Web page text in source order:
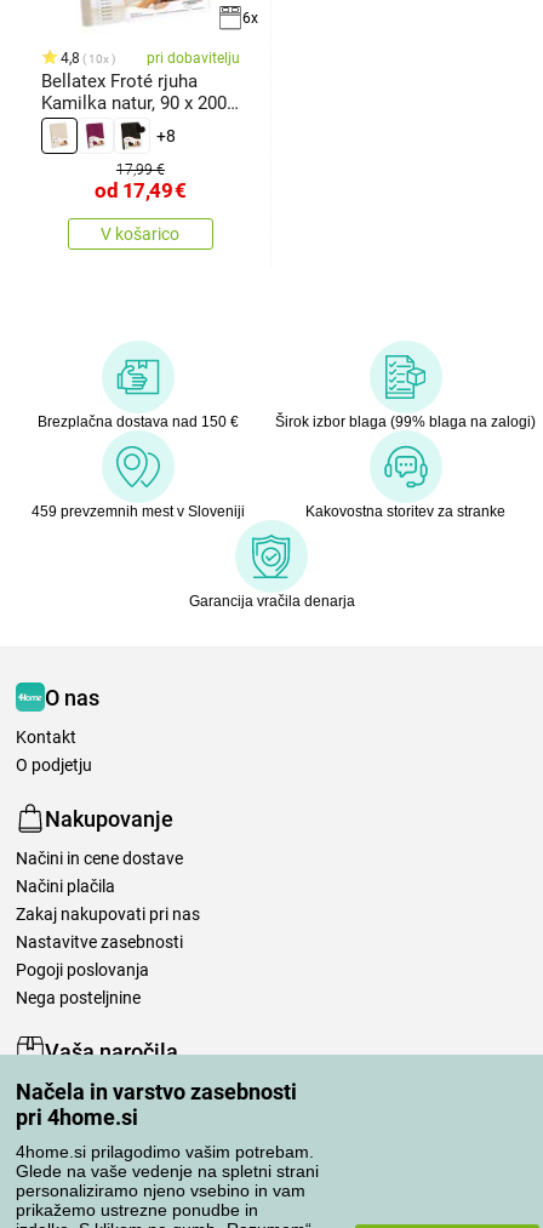
Načela in varstvo zasebnosti
pri 4home.si
4home.si prilagodimo vašim potrebam.
Glede na vaše vedenje na spletni strani
personaliziramo njeno vsebino in vam
prikažemo ustrezne ponudbe in
6x
4,8 10x pri dobavitelju
Bellatex Froté rjuha
Kamilka natur, 90 x 200
cm
+8
17,99 €
od 17,49€
V košarico
Brezplačna dostava nad 150 € Širok izbor blaga (99% blaga na zalogi)
459 prevzemnih mest v Sloveniji Kakovostna storitev za stranke
Garancija vračila denarja
O nas
Kontakt
O podjetju
Nakupovanje
Načini in cene dostave
Načini plačila
Zakaj nakupovati pri nas
Nastavitve zasebnosti
Pogoji poslovanja
Nega posteljnine
Vaša naročila
Moj račun
Pregled naročil
Reklamacija
Odstop od kupoprodajne pogodbe
Pravila obdelave ocen